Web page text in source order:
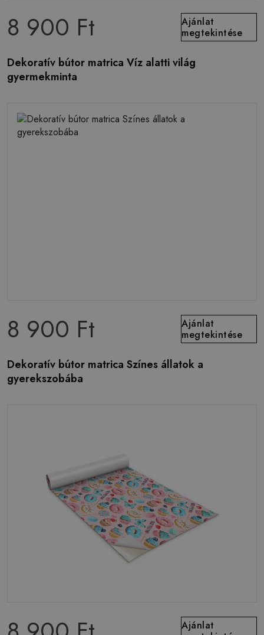
8 900 Ft
Ajánlat
megtekintése
Dekoratív bútor matrica Víz alatti világ
gyermekminta
8 900 Ft
Ajánlat
megtekintése
Dekoratív bútor matrica Színes állatok a
gyerekszobába
Ajánlat